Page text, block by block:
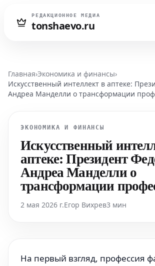
РЕДАКЦИОННОЕ МЕДИА
tonshaevo.ru
Главная›Экономика и финансы›
Искусственный интеллект в аптеке:
Андреа Манделли о трансформации
ЭКОНОМИКА И ФИНАНСЫ
Искусственный
аптеке: Президент
Андреа Манделли о
трансформации
2 мая 2026 г.Егор Вихрев3 мин
На первый взгляд, профессия